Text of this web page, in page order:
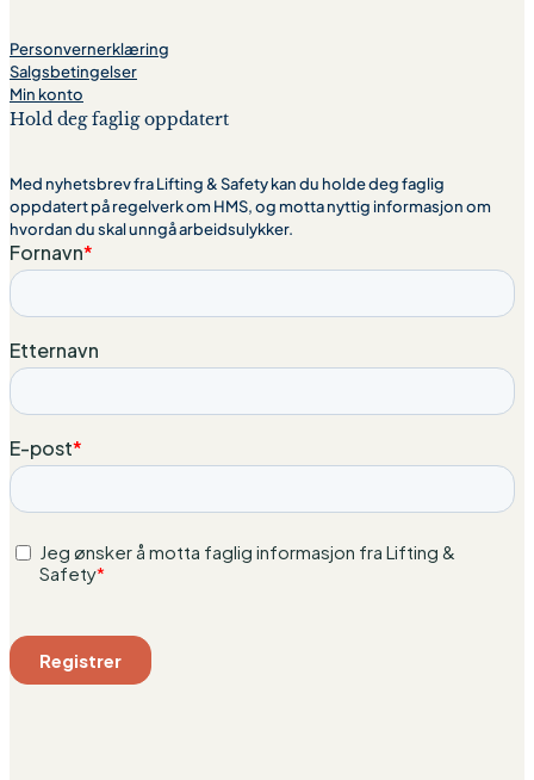
Personvernerklæring
Salgsbetingelser
Min konto
Hold deg faglig oppdatert
Med nyhetsbrev fra Lifting & Safety kan du holde deg faglig
oppdatert på regelverk om HMS, og motta nyttig informasjon om
hvordan du skal unngå arbeidsulykker.